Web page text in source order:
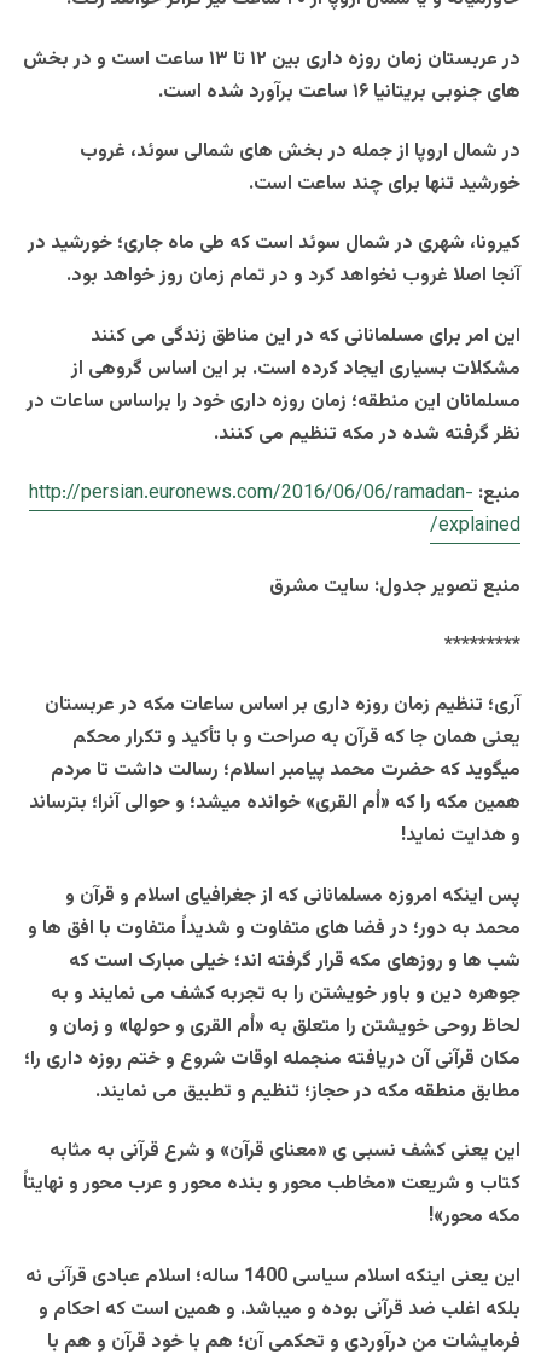
در عربستان زمان روزه داری بین ۱۲ تا ۱۳ ساعت است و در بخش
های جنوبی بریتانیا ۱۶ ساعت برآورد شده است.
در شمال اروپا از جمله در بخش های شمالی سوئد، غروب
خورشید تنها برای چند ساعت است.
کیرونا، شهری در شمال سوئد است که طی ماه جاری؛ خورشید در
آنجا اصلا غروب نخواهد کرد و در تمام زمان روز خواهد بود.
این امر برای مسلمانانی که در این مناطق زندگی می کنند
مشکلات بسیاری ایجاد کرده است. بر این اساس گروهی از
مسلمانان این منطقه؛ زمان روزه داری خود را براساس ساعات در
نظر گرفته شده در مکه تنظیم می کنند.
منبع: http://persian.euronews.com/2016/06/06/ramadan-
explained/
منبع تصویر جدول: سایت مشرق
*********
آری؛ تنظیم زمان روزه داری بر اساس ساعات مکه در عربستان
یعنی همان جا که قرآن به صراحت و با تأکید و تکرار محکم
میگوید که حضرت محمد پیامبر اسلام؛ رسالت داشت تا مردم
همین مکه را که «اُم القری» خوانده میشد؛ و حوالی آنرا؛ بترساند
و هدایت نماید!
پس اینکه امروزه مسلمانانی که از جغرافیای اسلام و قرآن و
محمد به دور؛ در فضا های متفاوت و شدیداً متفاوت با افق ها و
شب ها و روزهای مکه قرار گرفته اند؛ خیلی مبارک است که
جوهره دین و باور خویشتن را به تجربه کشف می نمایند و به
لحاظ روحی خویشتن را متعلق به «اُم القری و حولها» و زمان و
مکان قرآنی آن دریافته منجمله اوقات شروع و ختم روزه داری را؛
مطابق منطقه مکه در حجاز؛ تنظیم و تطبیق می نمایند.
این یعنی کشف نسبی ی «معنای قرآن» و شرع قرآنی به مثابه
کتاب و شریعت «مخاطب محور و بنده محور و عرب محور و نهایتاً
مکه محور»!
این یعنی اینکه اسلام سیاسی 1400 ساله؛ اسلام عبادی قرآنی نه
بلکه اغلب ضد قرآنی بوده و میباشد. و همین است که احکام و
فرمایشات من درآوردی و تحکمی آن؛ هم با خود قرآن و هم با